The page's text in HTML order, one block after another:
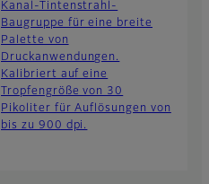
Kanal-Tintenstrahl-
Baugruppe für eine breite
Palette von
Druckanwendungen.
Kalibriert auf eine
Tropfengröße von 30
Pikoliter für Auflösungen von
bis zu 900 dpi.